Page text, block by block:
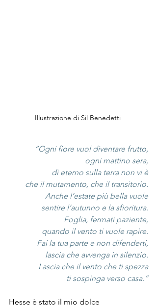
Illustrazione di Sil Benedetti
“Ogni fiore vuol diventare frutto,
ogni mattino sera,
di eterno sulla terra non vi è
che il mutamento, che il transitorio.
Anche l’estate più bella vuole
sentire l’autunno e la sfioritura.
Foglia, fermati paziente,
quando il vento ti vuole rapire.
Fai la tua parte e non difenderti,
lascia che avvenga in silenzio.
Lascia che il vento che ti spezza
ti sospinga verso casa.”
Hesse è stato il mio dolce